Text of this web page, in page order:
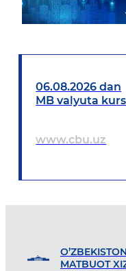
06.08.2026 dan
MB valyuta
www.cbu.uz
MATBUOT